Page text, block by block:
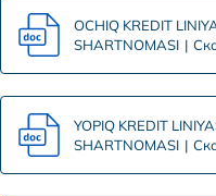
OCHIQ KREDIT
SHARTNOMASI
YOPIQ KREDIT
SHARTNOMASI